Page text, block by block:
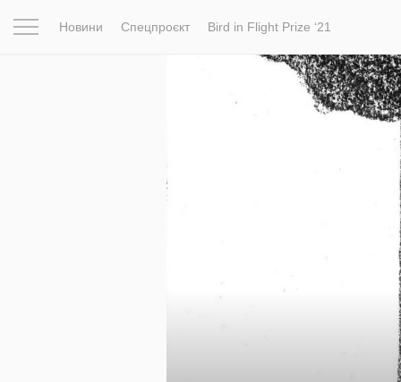
Новини Спецпроєкт Bird in Flight Prize ‘21
Світ